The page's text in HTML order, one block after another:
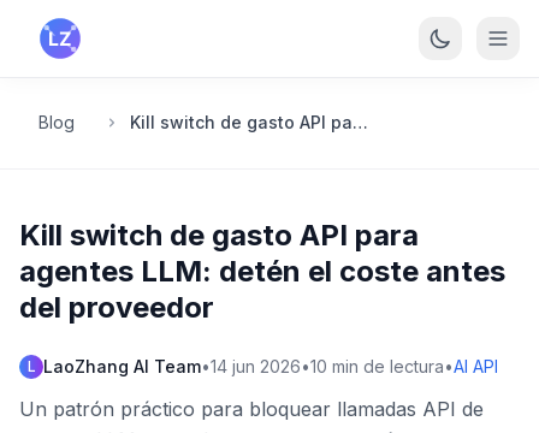
Saltar al contenido principal
Blog Kill switch de gasto API para agentes LLM: detén el coste antes del proveedor
Kill switch de gasto API para
agentes LLM: detén el coste antes
del proveedor
L LaoZhang AI Team•14 jun 2026•10 min de lectura•AI API
Un patrón práctico para bloquear llamadas API de